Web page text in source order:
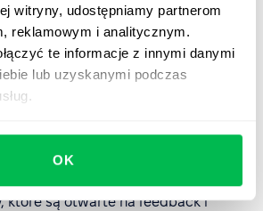
witryny, udostępniamy partnerom
reklamowym i analitycznym.
te informacje z innymi danymi
lub uzyskanymi podczas
OK
kulturę
w organizacji?
które są otwarte na feedback i